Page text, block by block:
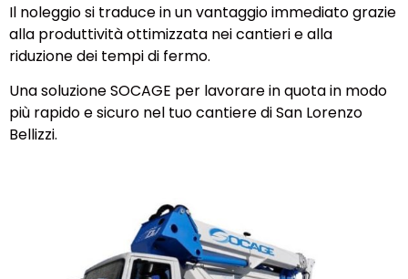
Il noleggio si traduce in un vantaggio immediato grazie
alla produttività ottimizzata nei cantieri e alla
riduzione dei tempi di fermo.
Una soluzione SOCAGE per lavorare in quota in modo
più rapido e sicuro nel tuo cantiere di San Lorenzo
Bellizzi.